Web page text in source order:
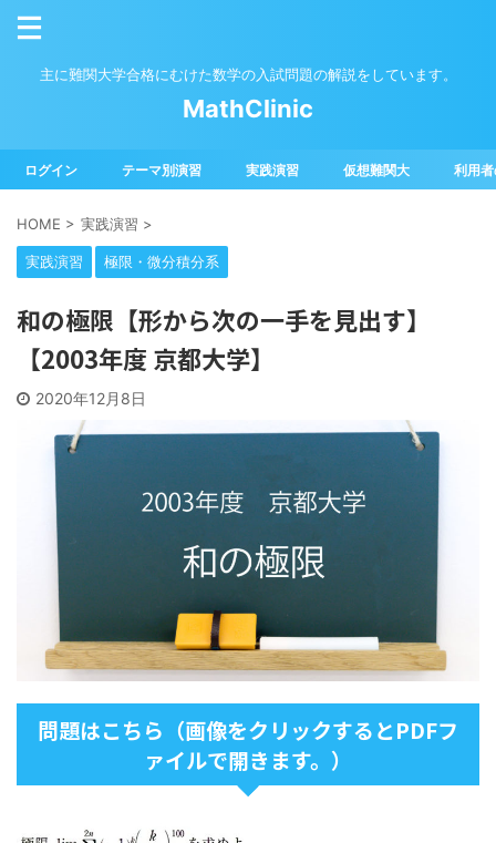
主に難関大学合格にむけた数学の入試問題の解説をしています。
MathClinic
ログイン テーマ別演習 実践演習 仮想難関大 利用
HOME > 実践演習 >
実践演習 極限・微分積分系
和の極限【形から次の一手を見出す】
【2003年度 京都大学】
2020年12月8日
問題はこちら（画像をクリックするとPDFフ
ァイルで開きます。）